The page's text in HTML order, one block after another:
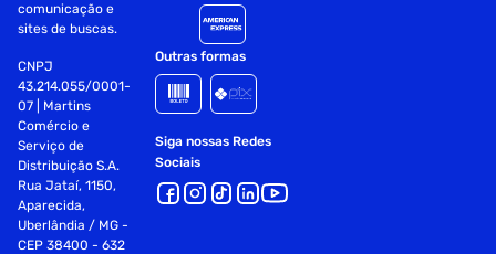
comunicação e
sites de buscas.
CNPJ
43.214.055/0001-
07 | Martins
Comércio e
Serviço de
Distribuição S.A.
Rua Jataí, 1150,
Aparecida,
Uberlândia / MG -
CEP 38400 - 632
Outras formas
Siga nossas Redes
Sociais